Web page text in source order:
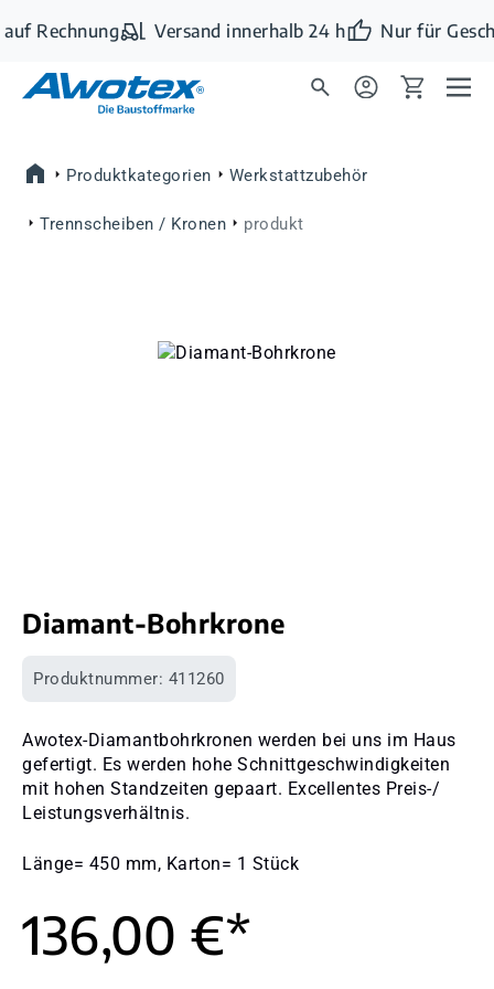
Zum Hauptinhalt springen
Rechnung Versand innerhalb 24 h Nur für
Produktkategorien Werkstattzubehör
Trennscheiben / Kronen produkt
Bildergalerie überspringen
Diamant-Bohrkrone
Produktnummer: 411260
Awotex-Diamantbohrkronen werden bei uns im Haus
gefertigt. Es werden hohe Schnittgeschwindigkeiten
mit hohen Standzeiten gepaart. Excellentes Preis-/
Leistungsverhältnis.
Länge= 450 mm, Karton= 1 Stück
136,00 €*